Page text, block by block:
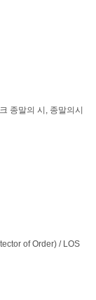
종말의 시, 종말의시
of Order) / LOS